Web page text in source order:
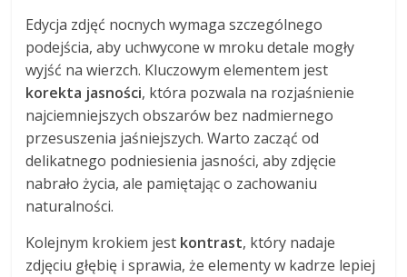
Edycja zdjęć nocnych wymaga szczególnego
podejścia, aby uchwycone w mroku detale mogły
wyjść na wierzch. Kluczowym elementem jest
korekta jasności, która pozwala na rozjaśnienie
najciemniejszych obszarów bez nadmiernego
przesuszenia jaśniejszych. Warto zacząć od
delikatnego podniesienia jasności, aby zdjęcie
nabrało życia, ale pamiętając o zachowaniu
naturalności.
Kolejnym krokiem jest kontrast, który nadaje
zdjęciu głębię i sprawia, że elementy w kadrze lepiej